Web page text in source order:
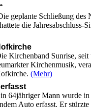
geplante Schließung des
die Jahresabschluss-
Kirchenband Sunrise, seit
Kirchenmusik,
(Mehr)
64jähriger Mann wurde
Auto erfasst. Er